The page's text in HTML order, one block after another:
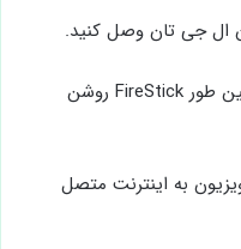
2- حواس تان باشد که تلویزیون و همین طور FireStick روشن
به اینترنت متصل